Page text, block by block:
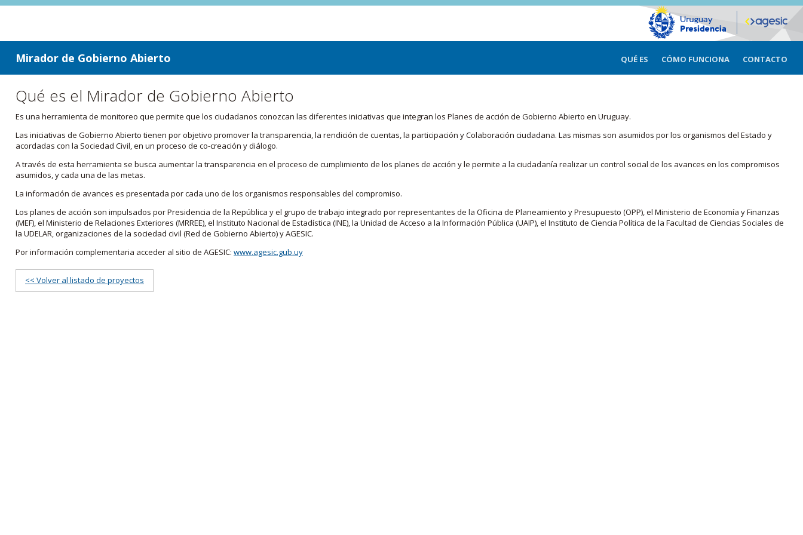
ir a contenido
ir al menú
Mirador de Gobierno Abierto QUÉ ES CÓMO FUNCIONA CONTACTO
Qué es el Mirador de Gobierno Abierto
Es una herramienta de monitoreo que permite que los ciudadanos conozcan las diferentes iniciativas que integran los Planes de acción de Gobierno Abierto en Uruguay.
Las iniciativas de Gobierno Abierto tienen por objetivo promover la transparencia, la rendición de cuentas, la participación y Colaboración ciudadana. Las mismas son asumidos por los organismos del Estado y
acordadas con la Sociedad Civil, en un proceso de co-creación y diálogo.
A través de esta herramienta se busca aumentar la transparencia en el proceso de cumplimiento de los planes de acción y le permite a la ciudadanía realizar un control social de los avances en los compromisos
asumidos, y cada una de las metas.
La información de avances es presentada por cada uno de los organismos responsables del compromiso.
Los planes de acción son impulsados por Presidencia de la República y el grupo de trabajo integrado por representantes de la Oficina de Planeamiento y Presupuesto (OPP), el Ministerio de Economía y Finanzas
(MEF), el Ministerio de Relaciones Exteriores (MRREE), el Instituto Nacional de Estadística (INE), la Unidad de Acceso a la Información Pública (UAIP), el Instituto de Ciencia Política de la Facultad de Ciencias Sociales de
la UDELAR, organizaciones de la sociedad civil (Red de Gobierno Abierto) y AGESIC.
Por información complementaria acceder al sitio de AGESIC: www.agesic.gub.uy
<< Volver al listado de proyectos